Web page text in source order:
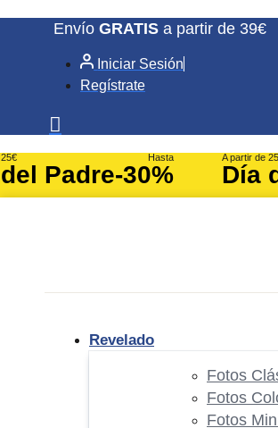
Envío GRATIS a partir de 39€
Iniciar Sesión
Regístrate
Padre
Hasta
-30%
A partir de
Día
Revelado
Fotos
Fotos
Fotos